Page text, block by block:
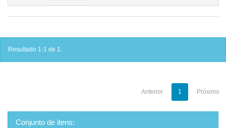
Resultado 1-1 de 1.
Anterior 1 Próximo
Conjunto de itens: